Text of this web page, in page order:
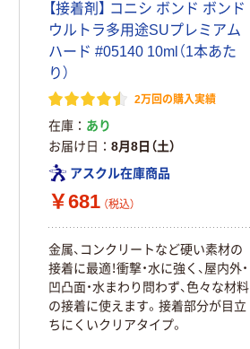
【接着剤】 コニシ ボンド ボンド
ウルトラ多用途SUプレミアム
ハード #05140 10ml（1本あた
り）
2万回の購入実績
在庫
あり
お届け日
8月8日（土）
アスクル在庫商品
￥681 （税込）
金属、コンクリートなど硬い素材の
接着に最適！衝撃・水に強く、屋内外・
凹凸面・水まわり問わず、色々な材料
の接着に使えます。接着部分が目立
ちにくいクリアタイプ。
アルテコ 瞬間接
着剤用ノズル
入 PA-MN02 1袋
(15本) 855-
2877（直送品）
カゴへ
コニシ（Konishi）
コニシ ボンド